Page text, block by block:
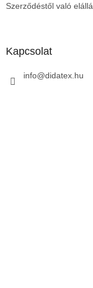
Szerződéstől való
Kapcsolat
info@didatex.hu